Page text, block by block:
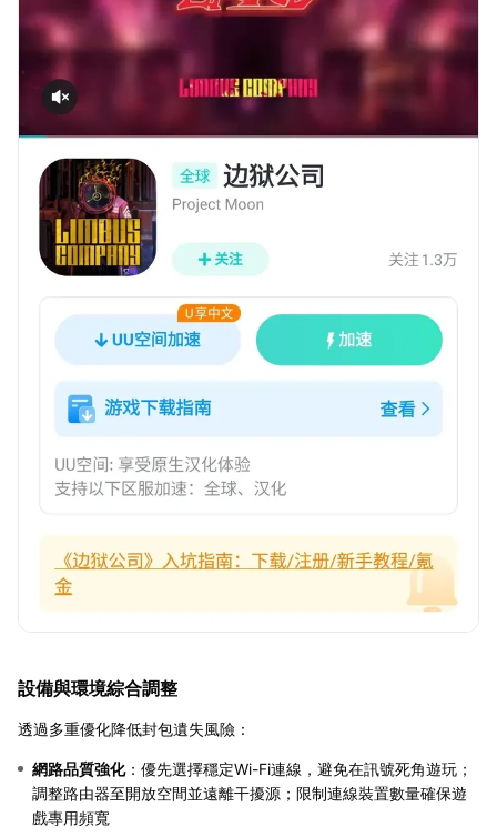
設備與環境綜合調整
透過多重優化降低封包遺失風險：
網路品質強化：優先選擇穩定Wi-Fi連線，避免在訊號死角遊玩；
調整路由器至開放空間並遠離干擾源；限制連線裝置數量確保遊
戲專用頻寬